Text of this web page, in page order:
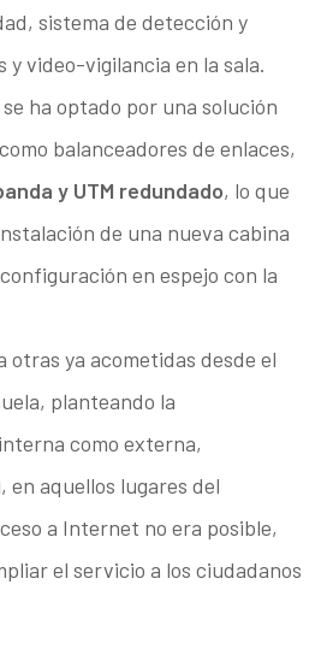
sistema de detección y
video-vigilancia en la sala.
ha optado por una solución
balanceadores de enlaces,
y UTM redundado, lo que
de una nueva cabina
en espejo con la
otras ya acometidas desde el
planteando la
como externa,
, en aquellos lugares del
a Internet no era posible,
el servicio a los ciudadanos